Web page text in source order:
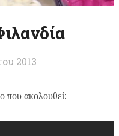
2013
που ακολουθεί: